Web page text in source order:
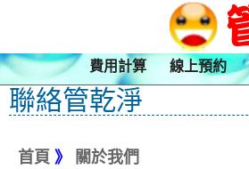
費用計算 線上預約
聯絡管乾淨
首頁 》 關於我們